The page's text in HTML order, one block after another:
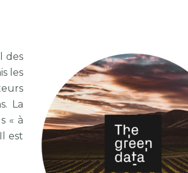
des
les
La
« à
est